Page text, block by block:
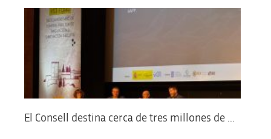
El Consell destina cerca de tres millones de ...